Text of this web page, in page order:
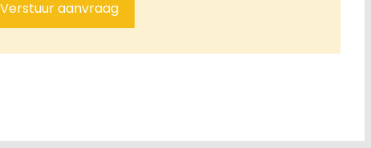
Verstuur aanvraag